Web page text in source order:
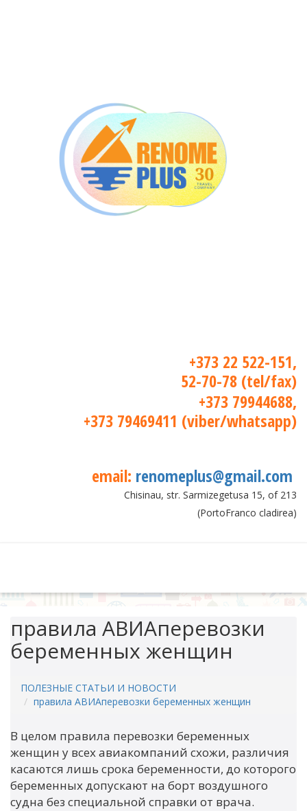
+373 22 522-151,
52-70-78 (tel/fax)
+373 79944688,
+373 79469411 (viber/whatsapp)
email: renomeplus@gmail.com
Chisinau, str. Sarmizegetusa 15, of 213
(PortoFranco cladirea)
правила АВИАперевозки
беременных женщин
ПОЛЕЗНЫЕ СТАТЬИ И НОВОСТИ
правила АВИАперевозки беременных женщин
В целом правила перевозки беременных
женщин у всех авиакомпаний схожи, различия
касаются лишь срока беременности, до которого
беременных допускают на борт воздушного
судна без специальной справки от врача.